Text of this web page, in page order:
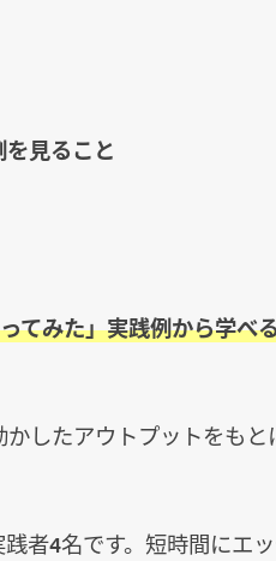
見ること
てみた」実践例から学べ
したアウトプットをもと
者4名です。短時間にエ